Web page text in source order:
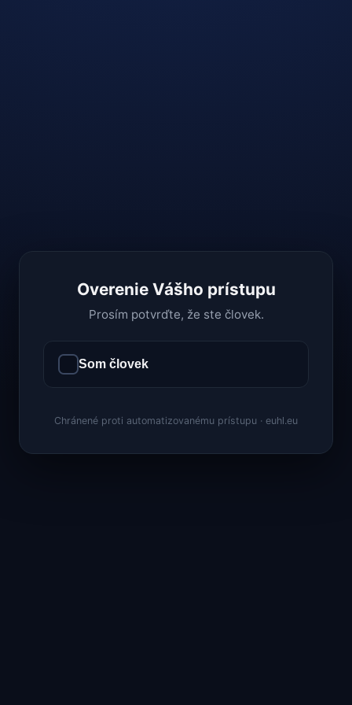
Overenie Vášho prístupu
Prosím potvrďte, že ste človek.
Som človek
Chránené proti automatizovanému prístupu · euhl.eu